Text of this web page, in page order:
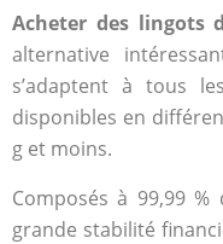
Acheter des lingots
alternative
s’adaptent à tous
disponibles en
g et moins.
Composés à 99,99
grande stabilité